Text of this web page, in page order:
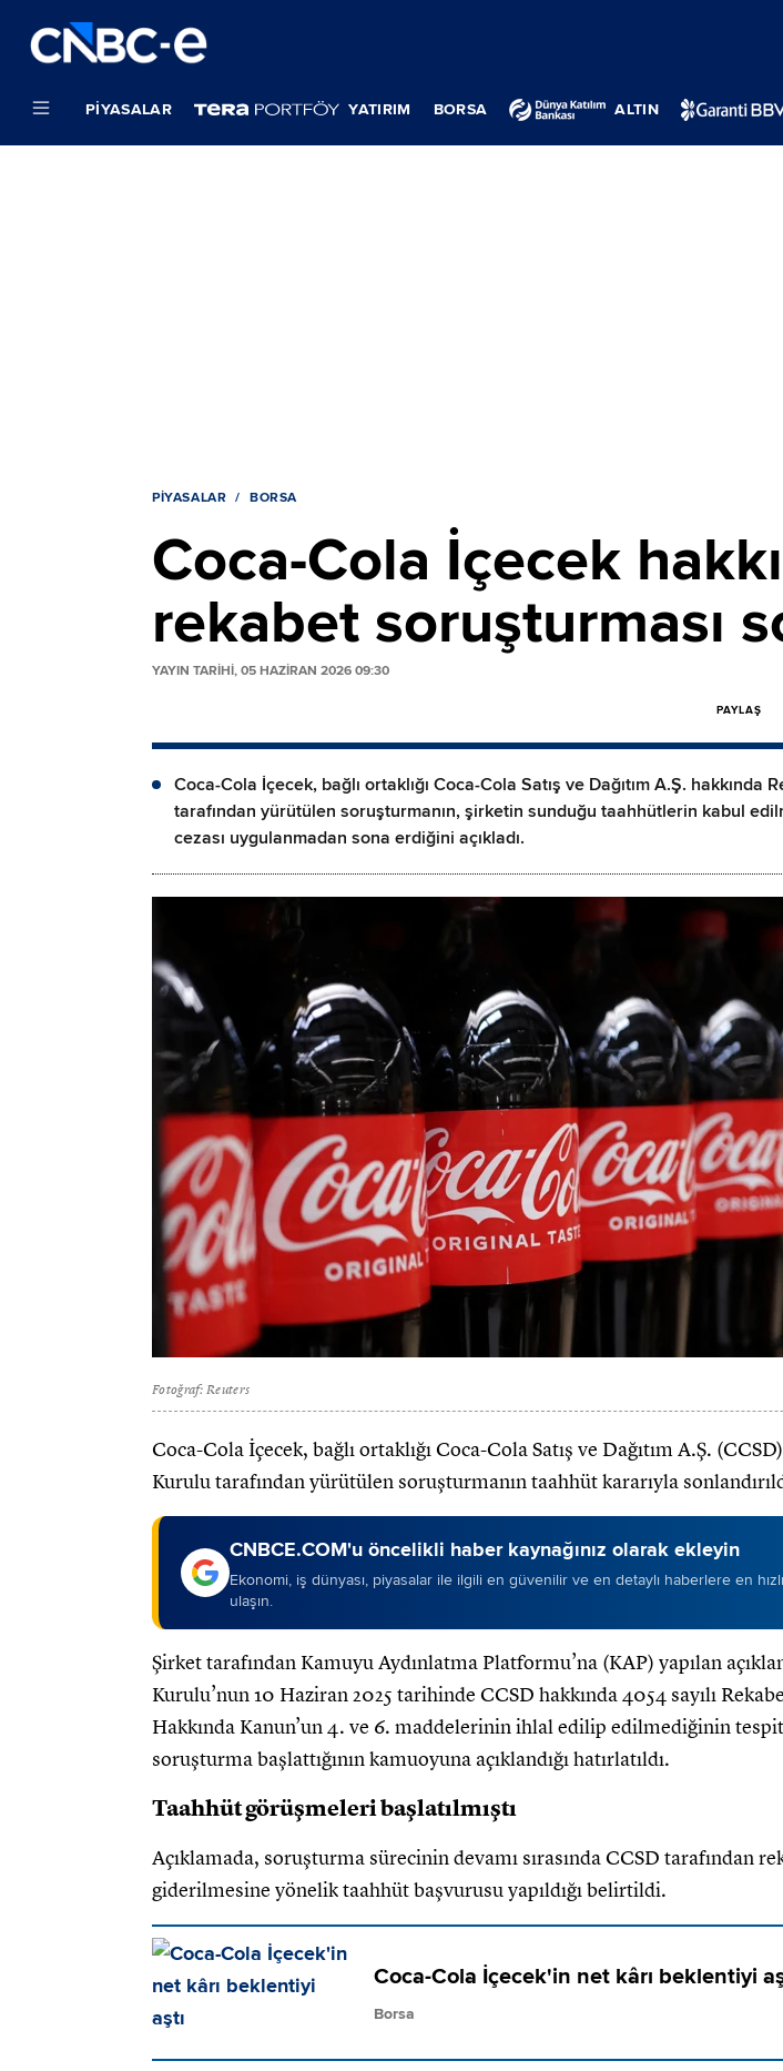
PIYASALAR YATIRIM BORSA ALTIN
PIYASALAR BORSA
Coca-Cola İçecek
rekabet soruşturması
YAYIN TARİHİ, 05 HAZIRAN 2026 09:30
PAYLAŞ
Coca-Cola İçecek, bağlı ortaklığı Coca-Cola Satış ve Dağıtım A.Ş. hakkında
tarafından yürütülen soruşturmanın, şirketin sunduğu taahhütlerin kabul
cezası uygulanmadan sona erdiğini açıkladı.
Fotoğraf: Reuters
Coca-Cola İçecek, bağlı ortaklığı Coca-Cola Satış ve Dağıtım A.Ş.
Kurulu tarafından yürütülen soruşturmanın taahhüt kararıyla
CNBCE.COM'u öncelikli haber kaynağınız olarak ekleyin
Ekonomi, iş dünyası, piyasalar ile ilgili en güvenilir ve en detaylı haberlere en
ulaşın.
Şirket tarafından Kamuyu Aydınlatma Platformu’na (KAP) yapılan
Kurulu’nun 10 Haziran 2025 tarihinde CCSD hakkında 4054 sayılı
Hakkında Kanun’un 4. ve 6. maddelerinin ihlal edilip edilmediğinin
soruşturma başlattığının kamuoyuna açıklandığı hatırlatıldı.
Taahhüt görüşmeleri başlatılmıştı
Açıklamada, soruşturma sürecinin devamı sırasında CCSD tarafından
giderilmesine yönelik taahhüt başvurusu yapıldığı belirtildi.
Coca-Cola İçecek'in net kârı beklentiyi
Borsa